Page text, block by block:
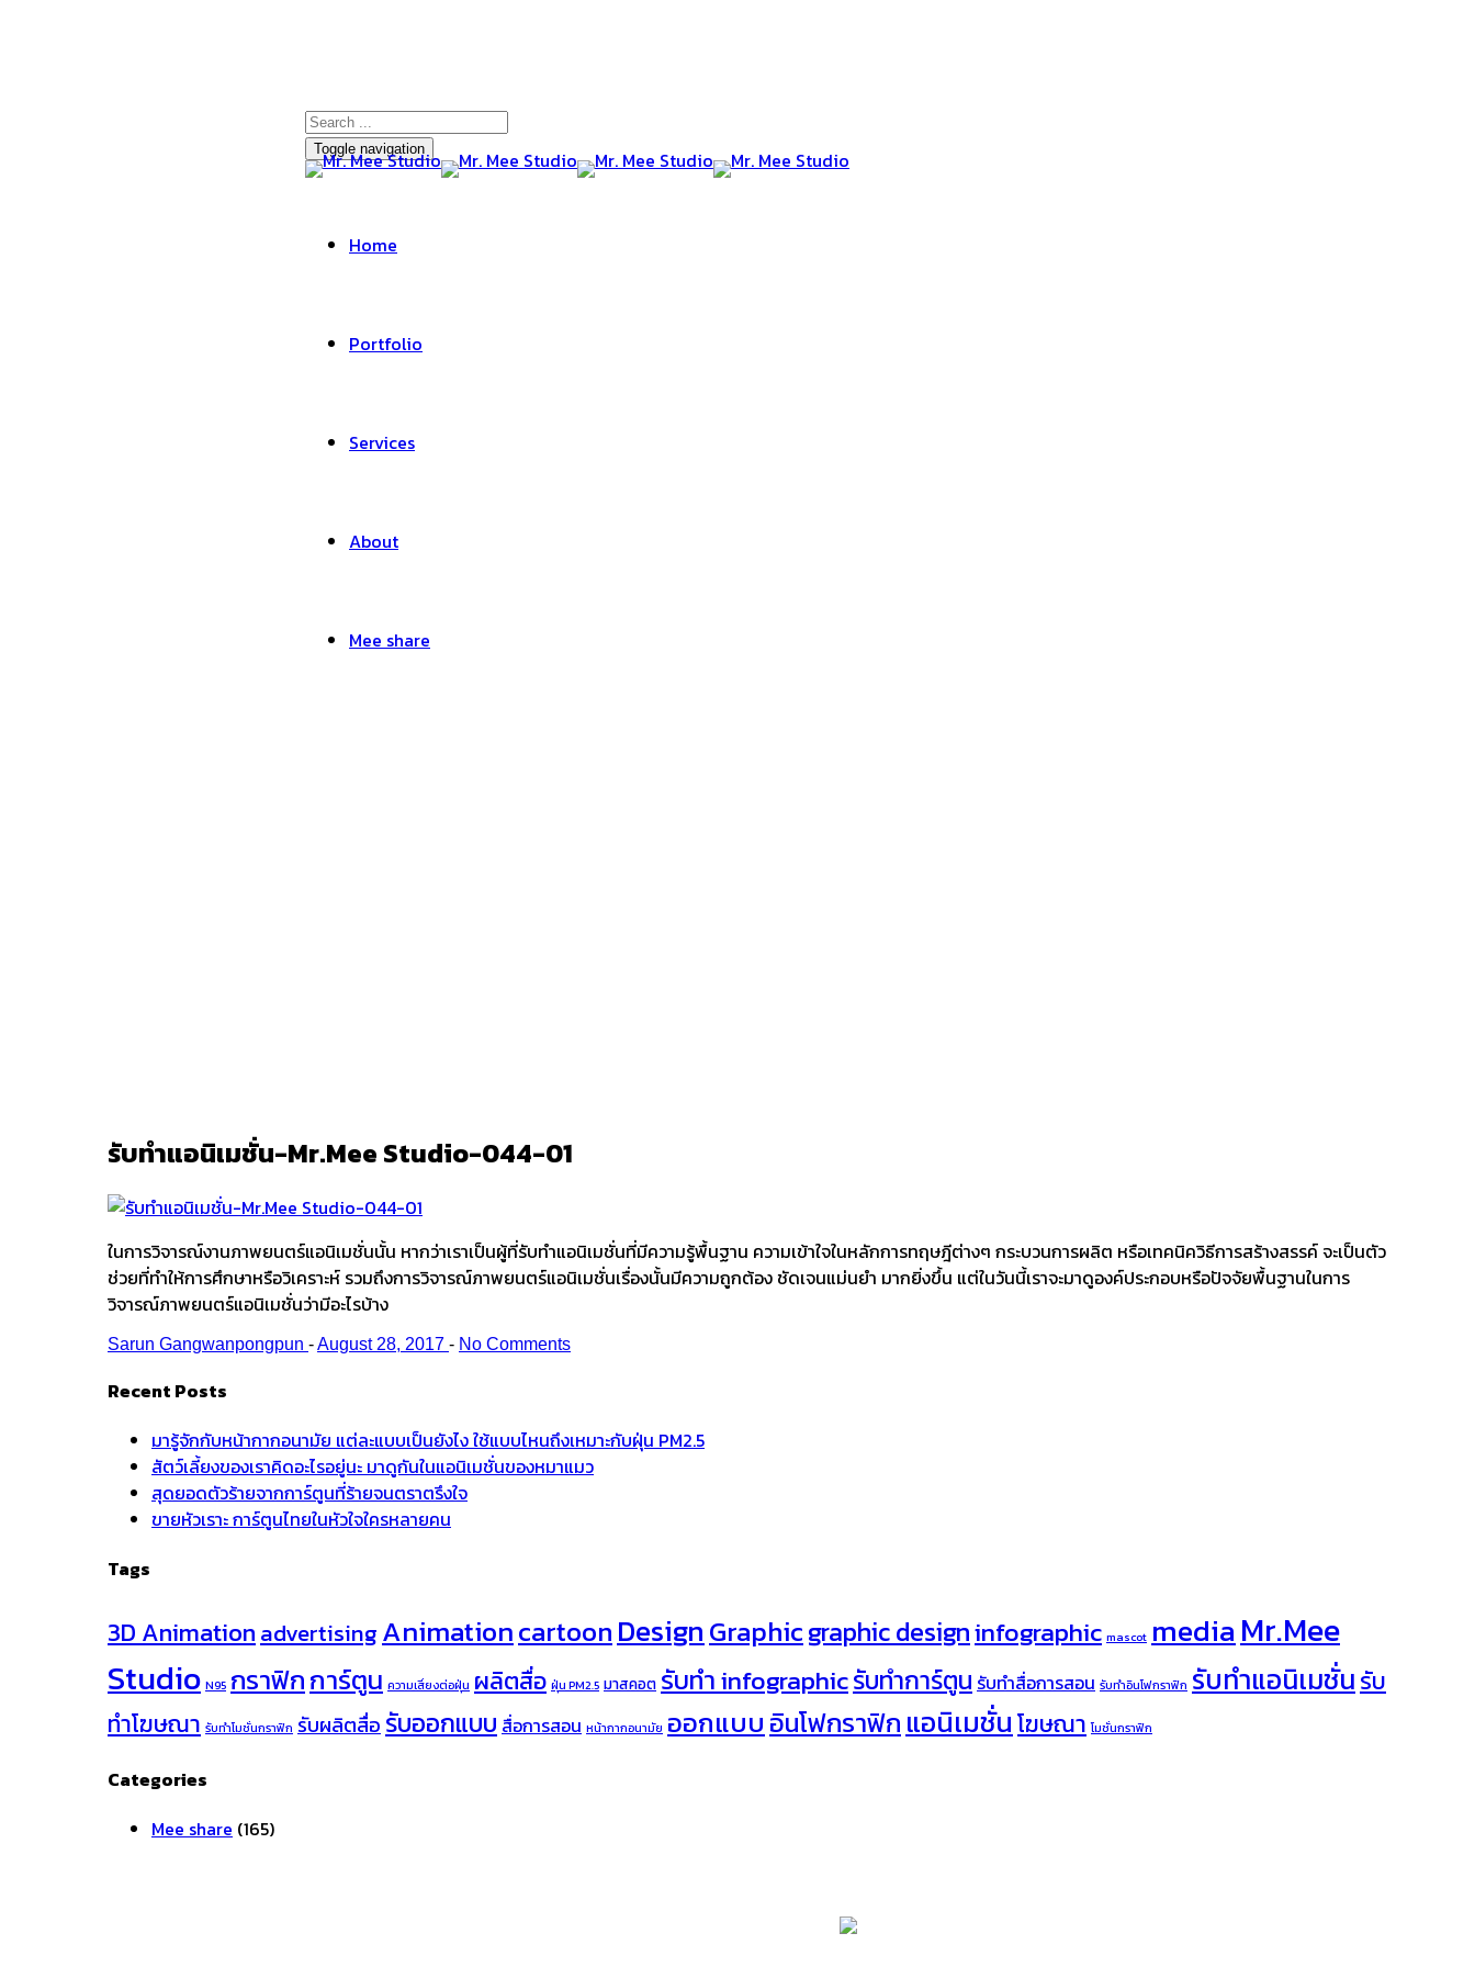
Toggle navigation
Home
Portfolio
Services
About
Mee share
รับทำแอนิเมชั่น-Mr.Mee Studio-044-01
ในการวิจารณ์งานภาพยนตร์แอนิเมชั่นนั้น หากว่าเราเป็นผู้ที่รับทำแอนิเมชั่นที่มีความรู้พื้นฐาน ความเข้าใจในหลักการทฤษฎีต่างๆ กระบวนการผลิต หรือเทคนิควิธีการสร้างสรรค์ จะเป็นตัว
ช่วยที่ทำให้การศึกษาหรือวิเคราะห์ รวมถึงการวิจารณ์ภาพยนตร์แอนิเมชั่นเรื่องนั้นมีความถูกต้อง ชัดเจนแม่นยำ มากยิ่งขึ้น แต่ในวันนี้เราจะมาดูองค์ประกอบหรือปัจจัยพื้นฐานในการ
วิจารณ์ภาพยนตร์แอนิเมชั่นว่ามีอะไรบ้าง
Sarun Gangwanpongpun -August 28, 2017 - No Comments
Recent Posts
มารู้จักกับหน้ากากอนามัย แต่ละแบบเป็นยังไง ใช้แบบไหนถึงเหมาะกับฝุ่น PM2.5
สัตว์เลี้ยงของเราคิดอะไรอยู่นะ มาดูกันในแอนิเมชั่นของหมาแมว
สุดยอดตัวร้ายจากการ์ตูนที่ร้ายจนตราตรึงใจ
ขายหัวเราะ การ์ตูนไทยในหัวใจใครหลายคน
Tags
3D AnimationadvertisingAnimationcartoonDesignGraphicgraphic designinfographic mascot mediaMr.Mee
Studio N95 กราฟิกการ์ตูน ความเสี่ยงต่อฝุ่น ผลิตสื่อ ฝุ่น PM2.5 มาสคอต รับทำ infographicรับทำการ์ตูน รับทำสื่อการสอน รับทำอินโฟกราฟิก รับทำแอนิเมชั่นรับ
ทำโฆษณา รับทำโมชั่นกราฟิก รับผลิตสื่อ รับออกแบบ สื่อการสอน หน้ากากอนามัย ออกแบบ อินโฟกราฟิก แอนิเมชั่นโฆษณา โมชั่นกราฟิก
Categories
Mee share (165)